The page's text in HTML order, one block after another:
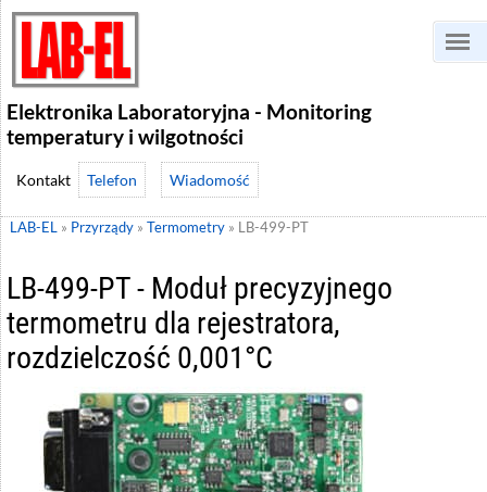
Elektronika Laboratoryjna - Monitoring
temperatury i wilgotności
Telefon Wiadomość
LAB-EL » Przyrządy » Termometry » LB-499-PT
LB-499-PT - Moduł precyzyjnego
termometru dla rejestratora,
rozdzielczość 0,001°C